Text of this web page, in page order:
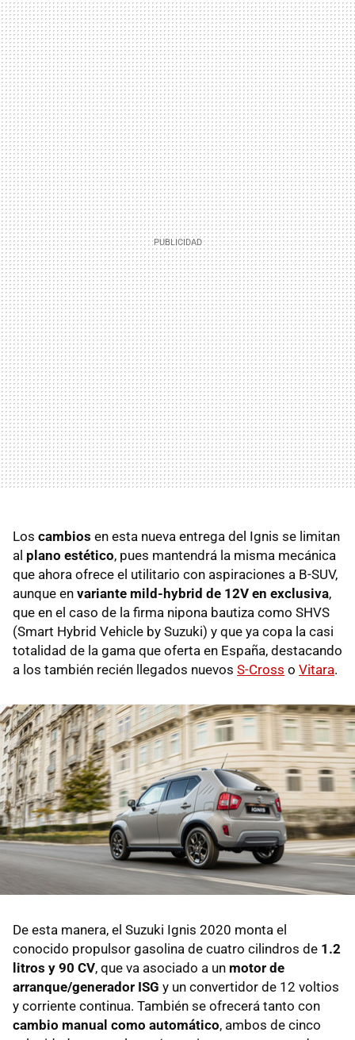
Los cambios en esta nueva entrega del Ignis se limitan
al plano estético, pues mantendrá la misma mecánica
que ahora ofrece el utilitario con aspiraciones a B-SUV,
aunque en variante mild-hybrid de 12V en exclusiva,
que en el caso de la firma nipona bautiza como SHVS
(Smart Hybrid Vehicle by Suzuki) y que ya copa la casi
totalidad de la gama que oferta en España, destacando
a los también recién llegados nuevos S-Cross o Vitara.
De esta manera, el Suzuki Ignis 2020 monta el
conocido propulsor gasolina de cuatro cilindros de 1.2
litros y 90 CV, que va asociado a un motor de
arranque/generador ISG y un convertidor de 12 voltios
y corriente continua. También se ofrecerá tanto con
cambio manual como automático, ambos de cinco